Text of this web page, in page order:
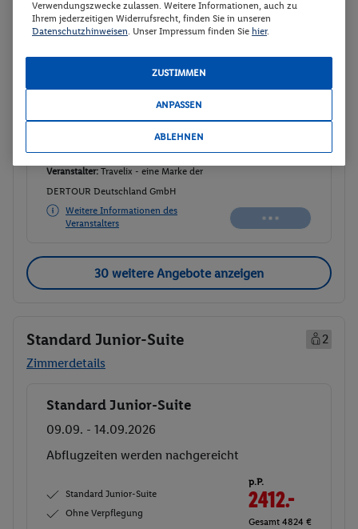
Buchen
2-Bett-Zimmer Deluxe
Abflugzeiten werden nachgereicht
2-Bett-Zimmer Deluxe
1869.-
Veranstalter: Travelix - eine Marke der
DERTOUR Deutschland GmbH
Weitere Informationen des
Veranstalters
30 weitere Angebote anzeigen
Standard Junior-Suite
2
Zimmerdetails
Buchen
Standard Junior-Suite
09.09. - 14.09.2026
Abflugzeiten werden nachgereicht
Standard Junior-Suite
Ohne Verpflegung
p.P.
2412.-
Gesamt 4824 €
Verwendungszwecke zulassen. Weitere Informationen, auch zu
Ihrem jederzeitigen Widerrufsrecht, finden Sie in unseren
Datenschutzhinweisen. Unser Impressum finden Sie hier.
ZUSTIMMEN
ANPASSEN
ABLEHNEN